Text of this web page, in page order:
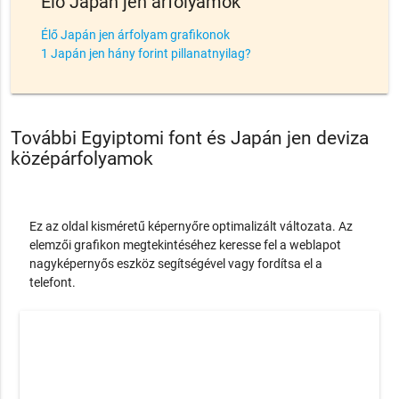
Élő Japán jen árfolyam grafikonok
1 Japán jen hány forint pillanatnyilag?
További Egyiptomi font és Japán jen deviza
középárfolyamok
Ez az oldal kisméretű képernyőre optimalizált változata. Az
elemzői grafikon megtekintéséhez keresse fel a weblapot
nagyképernyős eszköz segítségével vagy fordítsa el a
telefont.